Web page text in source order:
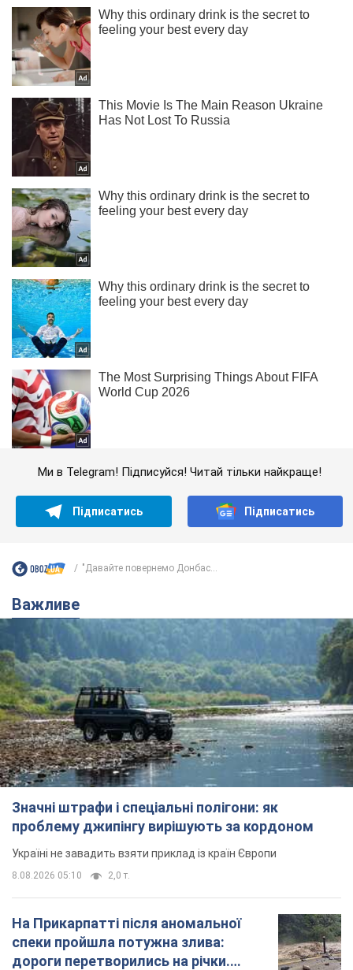
Ми в Telegram! Підписуйся! Читай тільки найкраще!
Підписатись Підписатись
"Давайте повернемо Донбас...
Важливе
Значні штрафи і спеціальні полігони: як
проблему джипінгу вирішують за кордоном
Україні не завадить взяти приклад із країн Європи
8.08.2026 05:10 2,0 т.
На Прикарпатті після аномальної
спеки пройшла потужна злива:
дороги перетворились на річки.